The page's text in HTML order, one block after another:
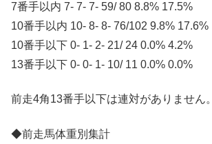
7番手以内 7- 7- 7- 59/ 80 8.8% 17.5%
10番手以内 10- 8- 8- 76/102 9.8% 17.6%
10番手以下 0- 1- 2- 21/ 24 0.0% 4.2%
13番手以下 0- 0- 1- 10/ 11 0.0% 0.0%
前走4角13番手以下は連対がありません。
◆前走馬体重別集計